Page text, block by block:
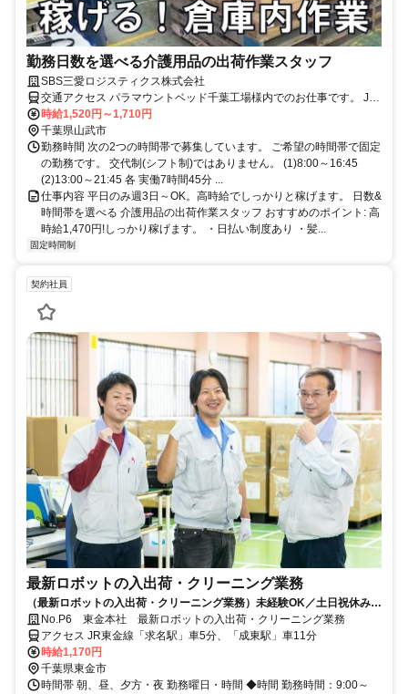
勤務日数を選べる介護用品の出荷作業スタッフ
SBS三愛ロジスティクス株式会社
交通アクセス パラマウントベッド千葉工場様内でのお仕事です。 JR
東金線「求名駅」から車で約8分です。 ※通勤手段 ・車通勤OK ・バ
イク通勤OK ・自転車通勤も可能 バス等の路線が無いため、公共交通
機関での通勤はできません。
時給1,520円～1,710円
千葉県山武市
勤務時間 次の2つの時間帯で募集しています。 ご希望の時間帯で固定
の勤務です。 交代制(シフト制)ではありません。 (1)8:00～16:45
(2)13:00～21:45 各 実働7時間45分 ...
仕事内容 平日のみ週3日～OK。高時給でしっかりと稼げます。 日数&
時間帯を選べる 介護用品の出荷作業スタッフ おすすめのポイント: 高
時給1,470円!しっかり稼げます。 ・日払い制度あり ・髪...
固定時間制
契約社員
最新ロボットの入出荷・クリーニング業務
（最新ロボットの入出荷・クリーニング業務）未経験OK／土日祝休み／
髪色自由
No.P6 東金本社 最新ロボットの入出荷・クリーニング業務
アクセス JR東金線「求名駅」車5分、「成東駅」車11分
時給1,170円
千葉県東金市
時間帯 朝、昼、夕方・夜 勤務曜日・時間 ◆時間 勤務時間：9:00～